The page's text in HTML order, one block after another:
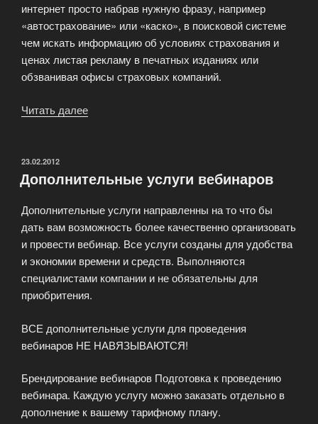
интернет просто набрав нужную фразу, например
«автострахование» или «каско», в поисковой системе
чем искать информацию об условиях страхования и
ценах листая рекламу в печатных изданиях или
обзванивая офисы страховых компаний.
Читать далее
в
страхового
полиса?»
ОПУБЛИКОВАНО
23.02.2012
Дополнительные услуги вебинаров
Дополнительные услуги направленны на то что бы
дать вам возможность более качественно организовать
и провести вебинар. Все услуги созданы для удобства
и экономии времени и средств. Выполняются
специалистами компании и не обязательны для
приобритения.
ВСЕ дополнительные услуги для проведения
вебинаров НЕ НАВЯЗЫВАЮТСЯ!
Брендирование вебинаров Подготовка к проведению
вебинара. Каждую услугу можно заказать отдельно в
дополнение к вашему тарифному плану.